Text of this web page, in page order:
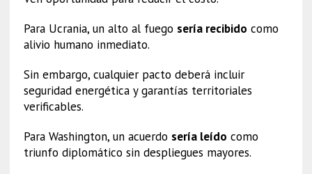
Para Ucrania, un alto al fuego sería recibido como
alivio humano inmediato.
Sin embargo, cualquier pacto deberá incluir
seguridad energética y garantías territoriales
verificables.
Para Washington, un acuerdo sería leído como
triunfo diplomático sin despliegues mayores.